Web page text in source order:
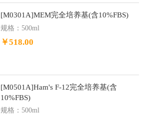
[M0301A]MEM完全培养基(含10%FBS)
规格：500ml
￥518.00
[M0501A]Ham's F-12完全培养基(含
10%FBS)
规格：500ml